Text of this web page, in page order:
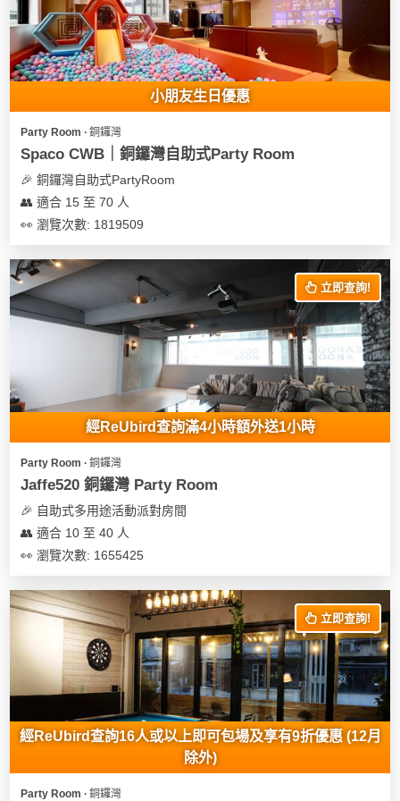
食
即
煮
列
聚
會
及
拍
餐
廳
奇
玩
驗
作
坊
外
玩
樂
活
動
願
清
單
們
小朋友生日優惠
Party Room ∙ 銅鑼灣
Spaco CWB｜銅鑼灣自助式Party Room
🎉 銅鑼灣自助式PartyRoom
👥 適合 15 至 70 人
👀 瀏覽次數: 1819509
立即查詢!
經ReUbird查詢滿4小時額外送1小時
Party Room ∙ 銅鑼灣
Jaffe520 銅鑼灣 Party Room
🎉 自助式多用途活動派對房間
👥 適合 10 至 40 人
👀 瀏覽次數: 1655425
立即查詢!
經ReUbird查詢16人或以上即可包場及享有9折優惠 (12月
除外)
Party Room ∙ 銅鑼灣